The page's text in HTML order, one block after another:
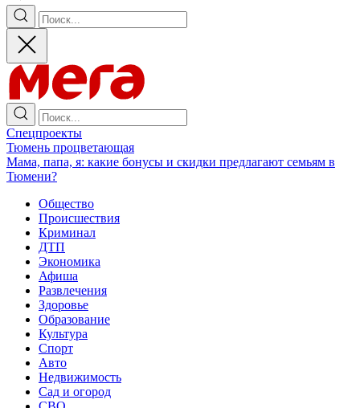
Спецпроекты
Тюмень процветающая
Мама, папа, я: какие бонусы и скидки предлагают семьям в
Тюмени?
Общество
Происшествия
Криминал
ДТП
Экономика
Афиша
Развлечения
Здоровье
Образование
Культура
Спорт
Авто
Недвижимость
Сад и огород